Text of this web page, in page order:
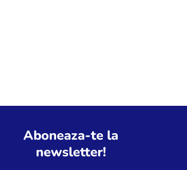
Aboneaza-te la
newsletter!